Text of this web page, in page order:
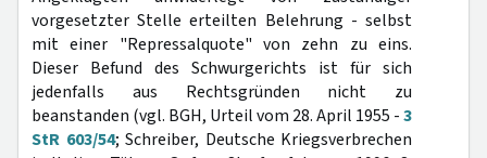
vorgesetzter Stelle erteilten Belehrung - selbst
mit einer "Repressalquote" von zehn zu eins.
Dieser Befund des Schwurgerichts ist für sich
jedenfalls aus Rechtsgründen nicht zu
beanstanden (vgl. BGH, Urteil vom 28. April 1955 -3
StR 603/54; Schreiber, Deutsche Kriegsverbrechen